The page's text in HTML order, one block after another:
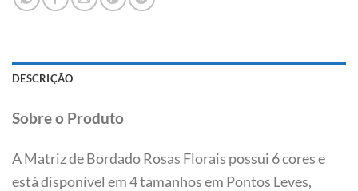
DESCRIÇÃO
Sobre o Produto
A Matriz de Bordado Rosas Florais possui 6 cores e
está disponível em 4 tamanhos em Pontos Leves,